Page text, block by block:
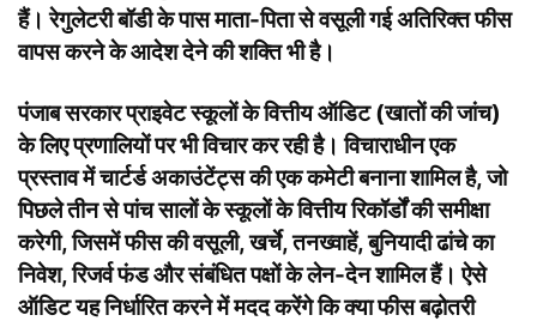
हैं। रेगुलेटरी बॉडी के पास माता-पिता से वसूली गई अतिरिक्त फीस
वापस करने के आदेश देने की शक्ति भी है।
पंजाब सरकार प्राइवेट स्कूलों के वित्तीय ऑडिट (खातों की जांच)
के लिए प्रणालियों पर भी विचार कर रही है। विचाराधीन एक
प्रस्ताव में चार्टर्ड अकाउंटेंट्स की एक कमेटी बनाना शामिल है, जो
पिछले तीन से पांच सालों के स्कूलों के वित्तीय रिकॉर्डों की समीक्षा
करेगी, जिसमें फीस की वसूली, खर्चे, तनख्वाहें, बुनियादी ढांचे का
निवेश, रिजर्व फंड और संबंधित पक्षों के लेन-देन शामिल हैं। ऐसे
ऑडिट यह निर्धारित करने में मदद करेंगे कि क्या फीस बढ़ोतरी